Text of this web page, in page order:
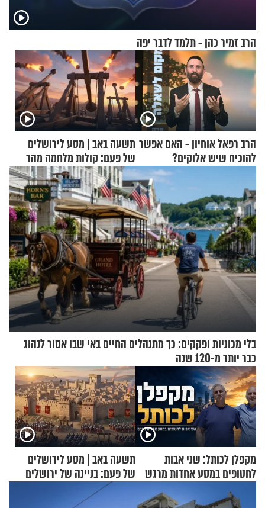
הרב זמיר כהן - תלמד לדבר יפה
הרב רפאל אוחיון - האם אפשר
להוכיח שיש אלוקים?
תשעה באב | מסע לירושלים
של פעם: קולות מלחמה מהר
הזיתים
בלי מכוניות ופקקים: כך מתנהלים החיים באי שבו אסור לנהוג
כבר יותר מ-120 שנה
מקפלן לכותל: שני אבות
לחטופים במסע אחדות מרגש
תשעה באב | מסע לירושלים
של פעם: בניינה של ירושלים